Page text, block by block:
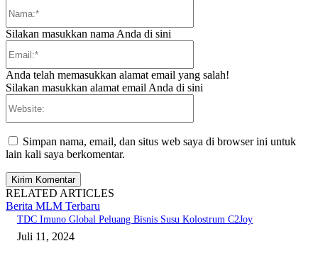
Silakan masukkan nama Anda di sini
Anda telah memasukkan alamat email yang salah!
Silakan masukkan alamat email Anda di sini
Simpan nama, email, dan situs web saya di browser ini untuk
lain kali saya berkomentar.
RELATED ARTICLES
Berita MLM Terbaru
TDC Imuno Global Peluang Bisnis Susu Kolostrum C2Joy
Juli 11, 2024